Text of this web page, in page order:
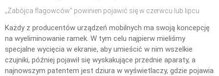
„Zabójca flagowców” powinien pojawić się w czerwcu lub lipcu
Każdy z producentów urządzeń mobilnych ma swoją koncepcję
na wyeliminowanie ramek. W tym celu najpierw mieliśmy
specjalne wycięcia w ekranie, aby umieścić w nim wszelkie
czujniki, później pojawił się wyskakujące przednie aparaty, a
najnowszym patentem jest dziura w wyświetlaczy, gdzie pojawia